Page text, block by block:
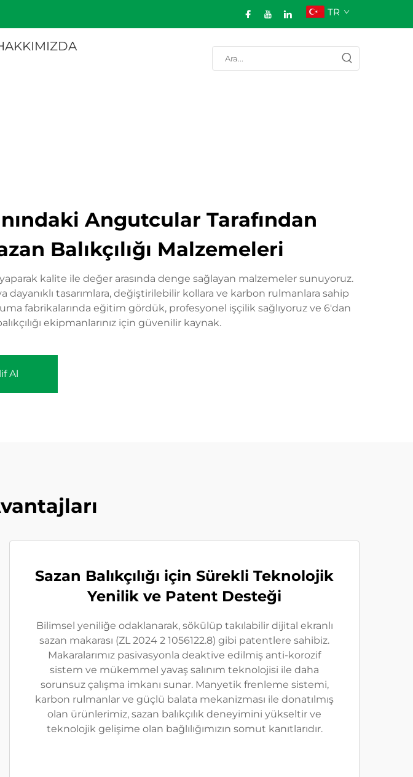
TR
Angutcular Tarafından
Balıkçılığı Malzemeleri
yaparak kalite ile değer arasında denge sağlayan malzemeler sunuyoruz.
dayanıklı tasarımlara, değiştirilebilir kollara ve karbon rulmanlara sahip
fabrikalarında eğitim gördük, profesyonel işçilik sağlıyoruz ve 6'dan
ekipmanlarınız için güvenilir kaynak.
Al
Sazan Balıkçılığı için Sürekli Teknolojik
Yenilik ve Patent Desteği
Bilimsel yeniliğe odaklanarak, sökülüp takılabilir dijital ekranlı
sazan makarası (ZL 2024 2 1056122.8) gibi patentlere sahibiz.
Makaralarımız pasivasyonla deaktive edilmiş anti-korozif
sistem ve mükemmel yavaş salınım teknolojisi ile daha
sorunsuz çalışma imkanı sunar. Manyetik frenleme sistemi,
karbon rulmanlar ve güçlü balata mekanizması ile donatılmış
olan ürünlerimiz, sazan balıkçılık deneyimini yükseltir ve
teknolojik gelişime olan bağlılığımızın somut kanıtlarıdır.